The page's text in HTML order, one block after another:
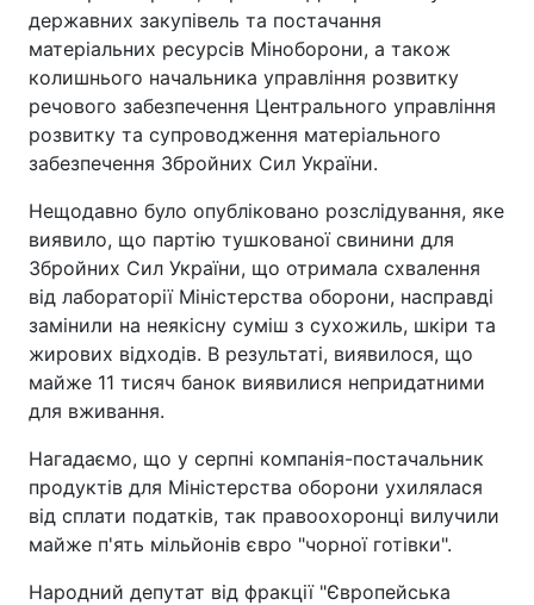
державних закупівель та постачання
матеріальних ресурсів Міноборони, а також
колишнього начальника управління розвитку
речового забезпечення Центрального управління
розвитку та супроводження матеріального
забезпечення Збройних Сил України.
Нещодавно було опубліковано розслідування, яке
виявило, що партію тушкованої свинини для
Збройних Сил України, що отримала схвалення
від лабораторії Міністерства оборони, насправді
замінили на неякісну суміш з сухожиль, шкіри та
жирових відходів. В результаті, виявилося, що
майже 11 тисяч банок виявилися непридатними
для вживання.
Нагадаємо, що у серпні компанія-постачальник
продуктів для Міністерства оборони ухилялася
від сплати податків, так правоохоронці вилучили
майже п'ять мільйонів євро "чорної готівки".
Народний депутат від фракції "Європейська